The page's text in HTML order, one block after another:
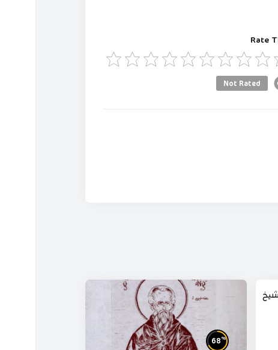
Rate
Not Rated
المقدس ج1 الشيخ
68 %